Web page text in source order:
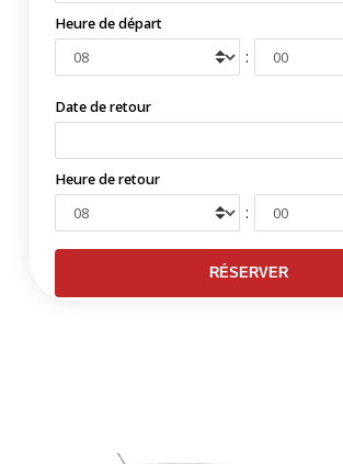
Heure de départ
:
Date de retour
Heure de retour
: